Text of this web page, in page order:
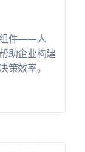
组件——人
助企业构建
策效率。